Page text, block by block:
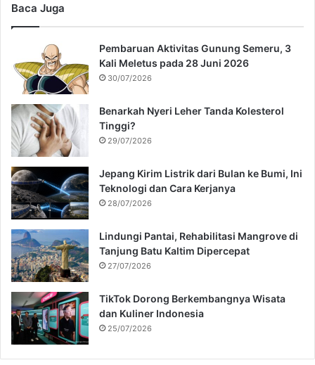
Baca Juga
Pembaruan Aktivitas Gunung Semeru, 3
Kali Meletus pada 28 Juni 2026
30/07/2026
Benarkah Nyeri Leher Tanda Kolesterol
Tinggi?
29/07/2026
Jepang Kirim Listrik dari Bulan ke Bumi, Ini
Teknologi dan Cara Kerjanya
28/07/2026
Lindungi Pantai, Rehabilitasi Mangrove di
Tanjung Batu Kaltim Dipercepat
27/07/2026
TikTok Dorong Berkembangnya Wisata
dan Kuliner Indonesia
25/07/2026